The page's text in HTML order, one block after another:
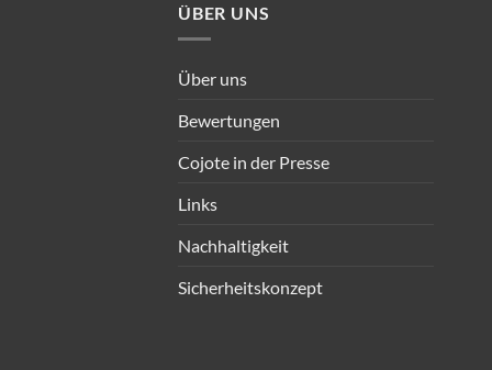
ÜBER UNS
Über uns
Bewertungen
Cojote in der Presse
Links
Nachhaltigkeit
Sicherheitskonzept